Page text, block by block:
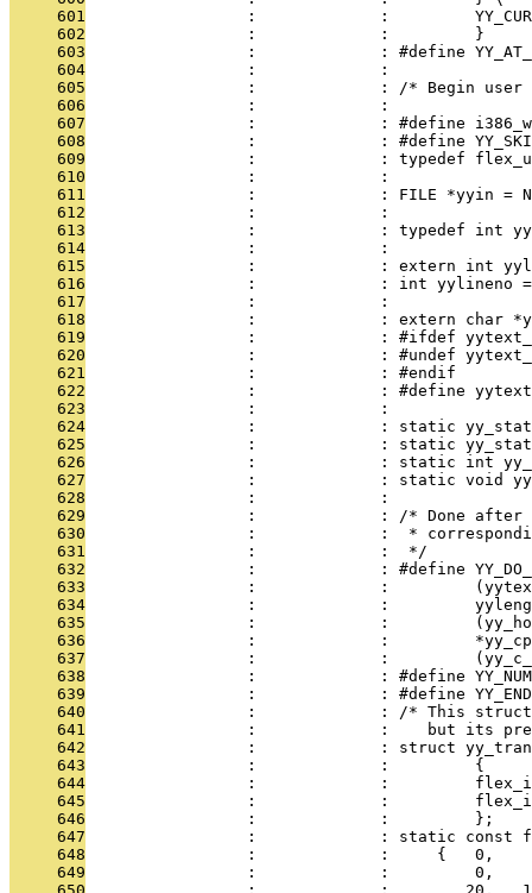
     601
:             :
     602
                 :             :         }
     603
:             : #define
     604
                 :             :
     605
:             : /* Begin user
     606
                 :             :
     607
:             : #define
     608
:             : #define
     609
:             : typedef
     610
                 :             :
     611
:             : FILE *yyin =
     612
                 :             :
     613
:             : typedef int
     614
                 :             :
     615
:             : extern int
     616
:             : int yylineno
     617
                 :             :
     618
:             : extern char
     619
:             : #ifdef
     620
:             : #undef
     621
                 :             : #endif
     622
:             : #define
     623
                 :             :
     624
:             : static
     625
:             : static
     626
:             : static int
     627
:             : static void
     628
                 :             :
     629
:             : /* Done
     630
:             :  *
     631
                 :             :  */
     632
:             : #define
     633
:             :
     634
:             :
     635
:             :
     636
:             :
     637
:             :
     638
:             : #define
     639
:             : #define
     640
:             : /* This
     641
:             :    but its
     642
:             : struct
     643
                 :             :         {
     644
:             :
     645
:             :
     646
                 :             :         };
     647
:             : static const
     648
                 :             :     {   0,
     649
:             :         0,